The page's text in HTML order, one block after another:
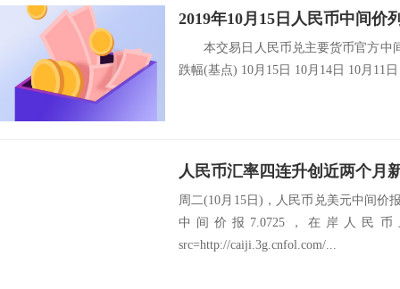
2019年10月15日人民币中间价
本交易日人民币兑主要货币官方中
跌幅(基点) 10月15日 10月14日 10月11
周二(10月15日)，人民币兑美元中间价
中间价报7.0725，在岸人民
src=http://caiji.3g.cnfol.com/...